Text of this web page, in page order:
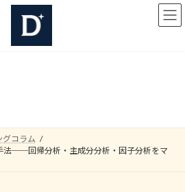
グコラム
法──回帰分析・主成分分析・因子分析をマ